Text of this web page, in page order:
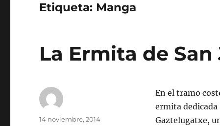
Etiqueta: Manga
La Ermita de
En el tramo
ermita dedicada
Gaztelugatxe,
Autor
Publicado
14 noviembre, 2014